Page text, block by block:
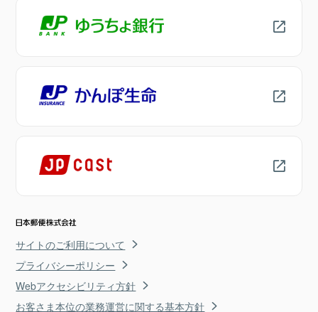
サイトのご利用について
プライバシーポリシー
Webアクセシビリティ方針
お客さま本位の業務運営に関する基本方針